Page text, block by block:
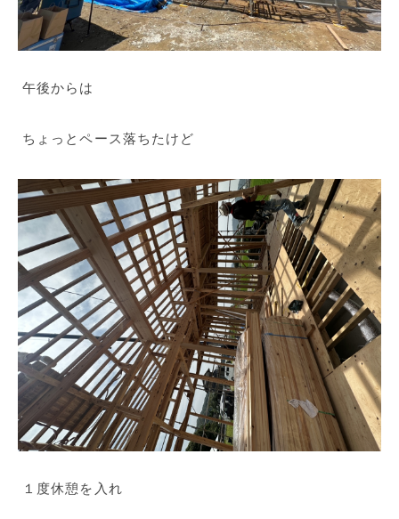
午後からは
ちょっとペース落ちたけど
１度休憩を入れ